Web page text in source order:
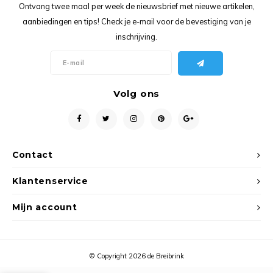
Contact
Ontvang twee maal per week de nieuwsbrief met nieuwe artikelen,
aanbiedingen en tips! Check je e-mail voor de bevestiging van je
inschrijving.
Volg ons
Klantenservice
Mijn account
© Copyright 2026 de Breibrink